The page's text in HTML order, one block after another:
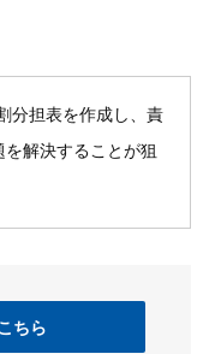
分担表を作成し、責
解決することが狙
ちら